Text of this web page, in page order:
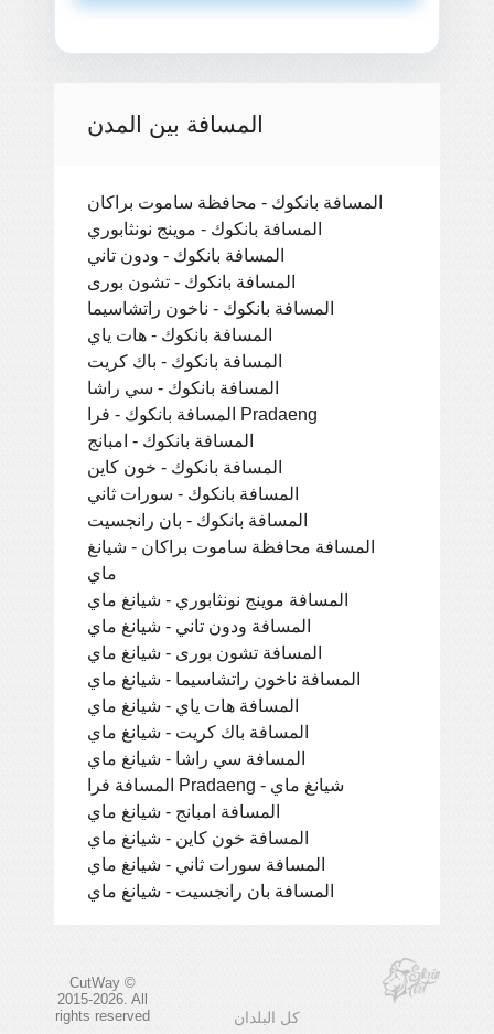
المسافة بين المدن
المسافة بانكوك - محافظة ساموت براكان
المسافة بانكوك - موينج نونثابوري
المسافة بانكوك - ودون تاني
المسافة بانكوك - تشون بورى
المسافة بانكوك - ناخون راتشاسيما
المسافة بانكوك - هات ياي
المسافة بانكوك - باك كريت
المسافة بانكوك - سي راشا
المسافة بانكوك - فرا Pradaeng
المسافة بانكوك - امبانج
المسافة بانكوك - خون كاين
المسافة بانكوك - سورات ثاني
المسافة بانكوك - بان رانجسيت
المسافة محافظة ساموت براكان - شيانغ
ماي
المسافة موينج نونثابوري - شيانغ ماي
المسافة ودون تاني - شيانغ ماي
المسافة تشون بورى - شيانغ ماي
المسافة ناخون راتشاسيما - شيانغ ماي
المسافة هات ياي - شيانغ ماي
المسافة باك كريت - شيانغ ماي
المسافة سي راشا - شيانغ ماي
المسافة فرا Pradaeng - شيانغ ماي
المسافة امبانج - شيانغ ماي
المسافة خون كاين - شيانغ ماي
المسافة سورات ثاني - شيانغ ماي
المسافة بان رانجسيت - شيانغ ماي
CutWay ©
2015-2026. All
rights reserved
كل البلدان